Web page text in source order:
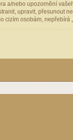
a/nebo upozornění
upravit, přesunout
cizím osobám,